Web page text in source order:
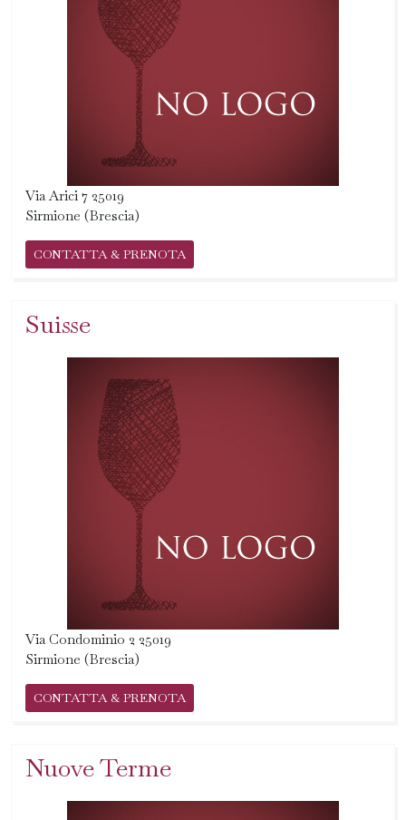
Via Arici 7 25019
Sirmione (Brescia)
CONTATTA & PRENOTA
Suisse
Via Condominio 2 25019
Sirmione (Brescia)
CONTATTA & PRENOTA
Nuove Terme